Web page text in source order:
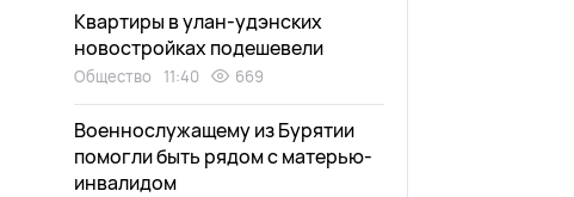
Квартиры в улан-удэнских
новостройках подешевели
Общество 11:40 669
Военнослужащему из Бурятии
помогли быть рядом с матерью-
инвалидом